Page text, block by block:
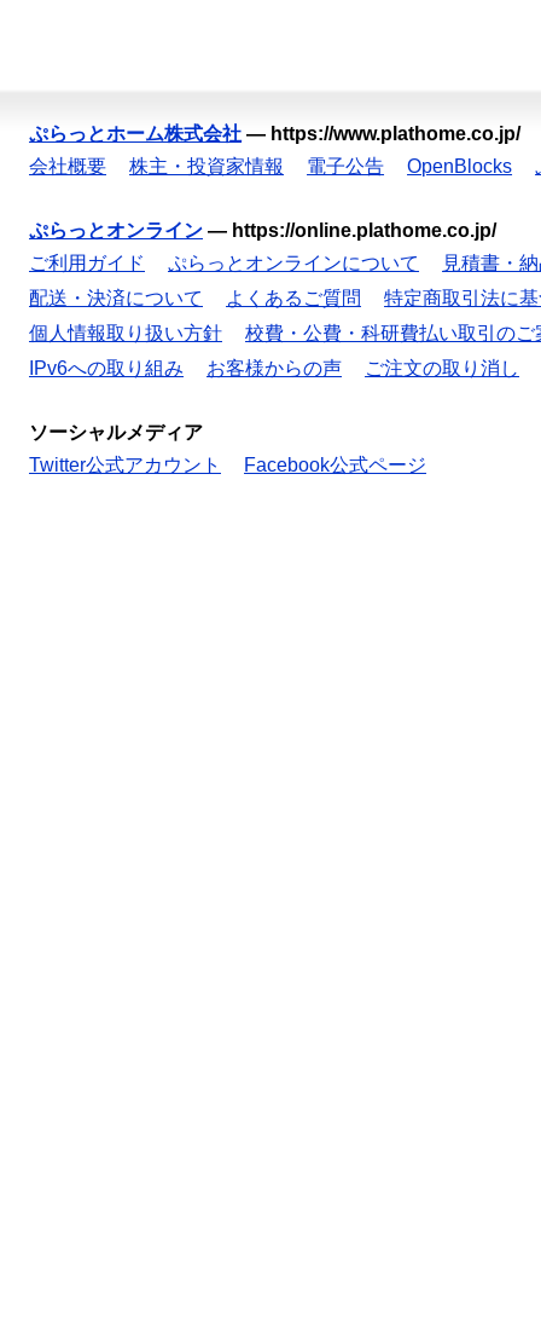
ぷらっとホーム株式会社 — https://www.plathome.co.jp/
会社概要
株主・投資家情報 電子公告 OpenBlocks
ぷらっとオンライン — https://online.plathome.co.jp/
ご利用ガイド
ぷらっとオンラインについて
見積書・
配送・決済について
よくあるご質問
特定商取引法に
個人情報取り扱い方針
校費・公費・科研費払い取引のご
IPv6への取り組み
お客様からの声 ご注文の取り消し
ソーシャルメディア
Twitter公式アカウント
Facebook公式ページ